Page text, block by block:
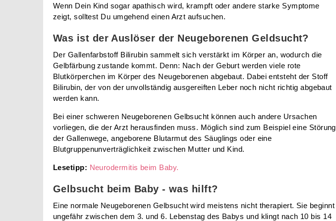
Wenn Dein Kind sogar apathisch wird, krampft oder andere starke Symptome
zeigt, solltest Du umgehend einen Arzt aufsuchen.
Was ist der Auslöser der Neugeborenen Geldsucht?
Der Gallenfarbstoff Bilirubin sammelt sich verstärkt im Körper an, wodurch die
Gelbfärbung zustande kommt. Denn: Nach der Geburt werden viele rote
Blutkörperchen im Körper des Neugeborenen abgebaut. Dabei entsteht der Stoff
Bilirubin, der von der unvollständig ausgereiften Leber noch nicht richtig abgebaut
werden kann.
Bei einer schweren Neugeborenen Gelbsucht können auch andere Ursachen
vorliegen, die der Arzt herausfinden muss. Möglich sind zum Beispiel eine Störung
der Gallenwege, angeborene Blutarmut des Säuglings oder eine
Blutgruppenunverträglichkeit zwischen Mutter und Kind.
Lesetipp: Neurodermitis beim Baby.
Gelbsucht beim Baby - was hilft?
Eine normale Neugeborenen Gelbsucht wird meistens nicht therapiert. Sie beginnt
ungefähr zwischen dem 3. und 6. Lebenstag des Babys und klingt nach 10 bis 14